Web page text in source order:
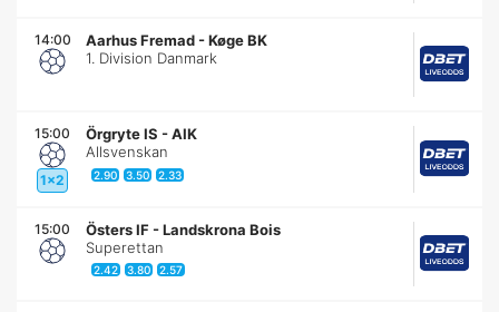
14:00 Aarhus Fremad -Køge BK
1. Division Danmark
15:00
1x2
Örgryte IS -AIK
Allsvenskan
2.90 3.50 2.33
15:00 Östers IF -Landskrona Bois
Superettan
2.42 3.80 2.57